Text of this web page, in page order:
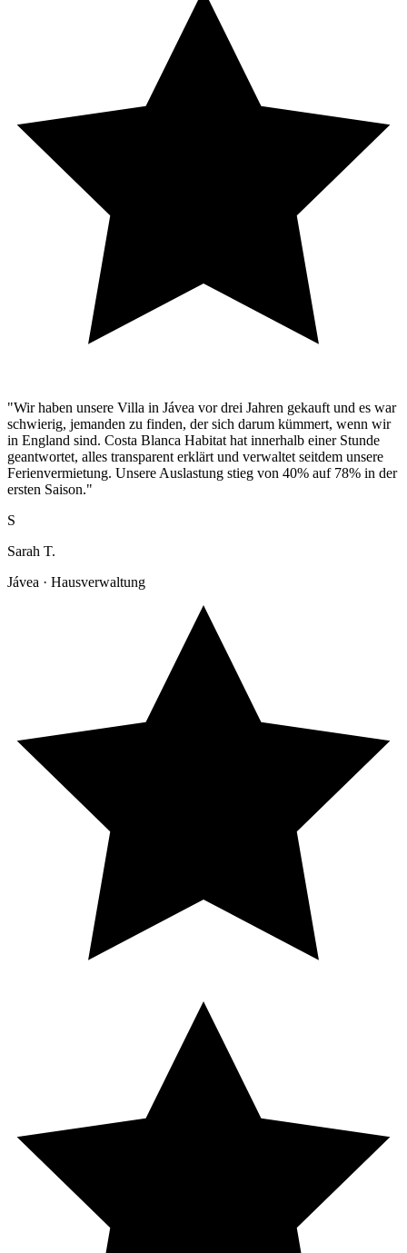
"Wir haben unsere Villa in Jávea vor drei Jahren gekauft und es war
schwierig, jemanden zu finden, der sich darum kümmert, wenn wir
in England sind. Costa Blanca Habitat hat innerhalb einer Stunde
geantwortet, alles transparent erklärt und verwaltet seitdem unsere
Ferienvermietung. Unsere Auslastung stieg von 40% auf 78% in der
ersten Saison."
S
Sarah T.
Jávea · Hausverwaltung